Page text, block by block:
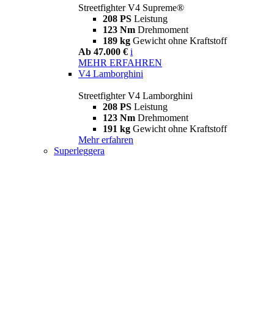
Streetfighter V4 Supreme®
208 PS Leistung
123 Nm Drehmoment
189 kg Gewicht ohne Kraftstoff
Ab 47.000 € i
MEHR ERFAHREN
V4 Lamborghini
Streetfighter V4 Lamborghini
208 PS Leistung
123 Nm Drehmoment
191 kg Gewicht ohne Kraftstoff
Mehr erfahren
Superleggera